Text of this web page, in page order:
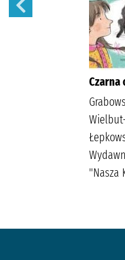
Czarna
"Nasza